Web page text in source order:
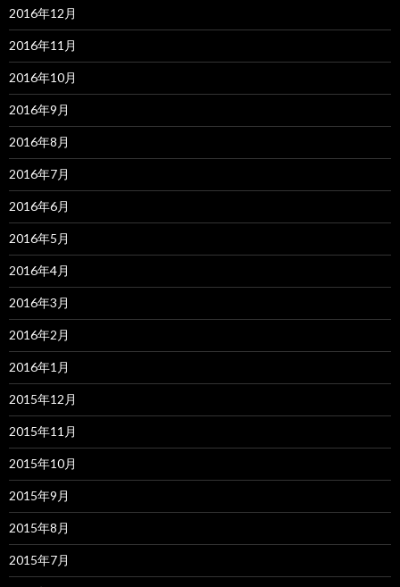
2016年12月
2016年11月
2016年10月
2016年9月
2016年8月
2016年7月
2016年6月
2016年5月
2016年4月
2016年3月
2016年2月
2016年1月
2015年12月
2015年11月
2015年10月
2015年9月
2015年8月
2015年7月